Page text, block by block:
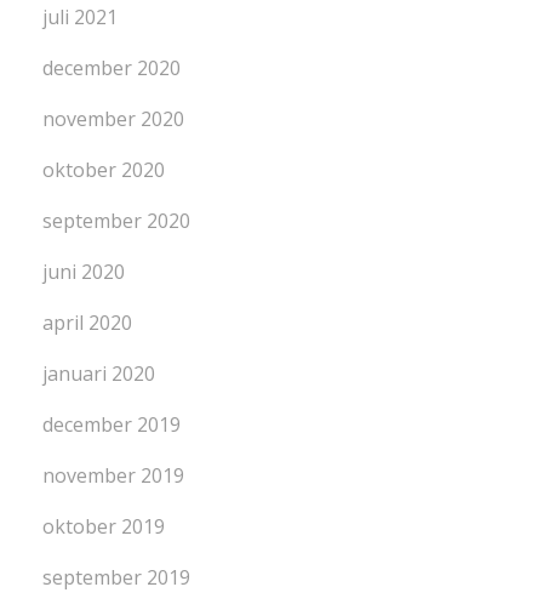
juli 2021
december 2020
november 2020
oktober 2020
september 2020
juni 2020
april 2020
januari 2020
december 2019
november 2019
oktober 2019
september 2019